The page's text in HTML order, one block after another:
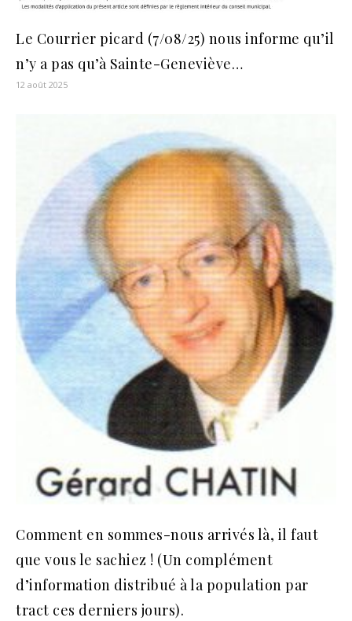
Le Courrier picard (7/08/25) nous informe qu’il
n’y a pas qu’à Sainte-Geneviève…
12 août 2025
Comment en sommes-nous arrivés là, il faut
que vous le sachiez ! (Un complément
d’information distribué à la population par
tract ces derniers jours).